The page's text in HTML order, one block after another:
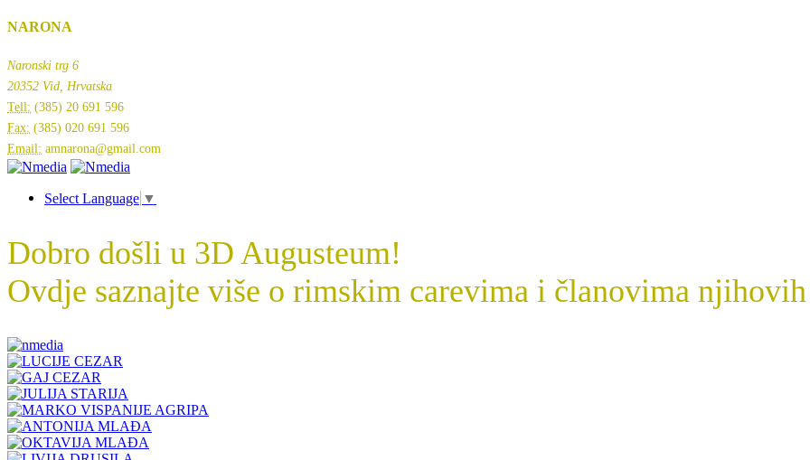
NARONA
Naronski trg 6
20352 Vid, Hrvatska
Tell: (385) 20 691 596
Fax: (385) 020 691 596
Email: amnarona@gmail.com
Select Language ▼
Dobro došli u 3D Augusteum!
Ovdje saznajte više o rimskim carevima i članovima